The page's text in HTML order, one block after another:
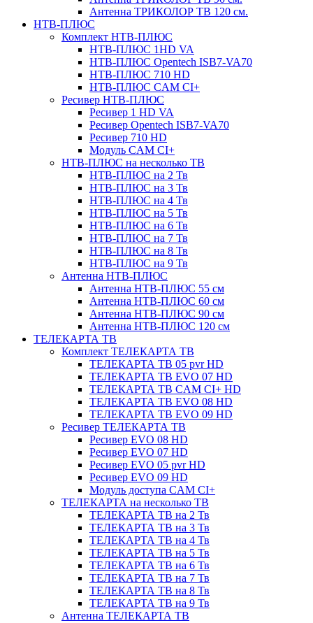
Антенна ТРИКОЛОР ТВ 120 см.
НТВ-ПЛЮС
Комплект НТВ-ПЛЮС
НТВ-ПЛЮС 1HD VA
НТВ-ПЛЮС Opentech ISB7-VA70
НТВ-ПЛЮС 710 HD
НТВ-ПЛЮС CAM CI+
Ресивер НТВ-ПЛЮС
Ресивер 1 HD VA
Ресивер Opentech ISB7-VA70
Ресивер 710 HD
Модуль CAM CI+
НТВ-ПЛЮС на несколько ТВ
НТВ-ПЛЮС на 2 Тв
НТВ-ПЛЮС на 3 Тв
НТВ-ПЛЮС на 4 Тв
НТВ-ПЛЮС на 5 Тв
НТВ-ПЛЮС на 6 Тв
НТВ-ПЛЮС на 7 Тв
НТВ-ПЛЮС на 8 Тв
НТВ-ПЛЮС на 9 Тв
Антенна НТВ-ПЛЮС
Антенна НТВ-ПЛЮС 55 см
Антенна НТВ-ПЛЮС 60 см
Антенна НТВ-ПЛЮС 90 см
Антенна НТВ-ПЛЮС 120 см
ТЕЛЕКАРТА ТВ
Комплект ТЕЛЕКАРТА ТВ
ТЕЛЕКАРТА ТВ 05 pvr HD
ТЕЛЕКАРТА ТВ EVO 07 HD
ТЕЛЕКАРТА ТВ CAM CI+ HD
ТЕЛЕКАРТА ТВ EVO 08 HD
ТЕЛЕКАРТА ТВ EVO 09 HD
Ресивер ТЕЛЕКАРТА ТВ
Ресивер EVO 08 HD
Ресивер EVO 07 HD
Ресивер EVO 05 pvr HD
Ресивер EVO 09 HD
Модуль доступа CAM CI+
ТЕЛЕКАРТА на несколько ТВ
ТЕЛЕКАРТА ТВ на 2 Тв
ТЕЛЕКАРТА ТВ на 3 Тв
ТЕЛЕКАРТА ТВ на 4 Тв
ТЕЛЕКАРТА ТВ на 5 Тв
ТЕЛЕКАРТА ТВ на 6 Тв
ТЕЛЕКАРТА ТВ на 7 Тв
ТЕЛЕКАРТА ТВ на 8 Тв
ТЕЛЕКАРТА ТВ на 9 Тв
Антенна ТЕЛЕКАРТА ТВ